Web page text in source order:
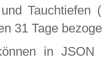
Tauchtiefen
31 Tage
in